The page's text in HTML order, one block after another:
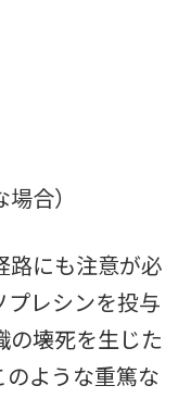
合）
路にも注意が必
プレシンを投与
の壊死を生じた
ような重篤な